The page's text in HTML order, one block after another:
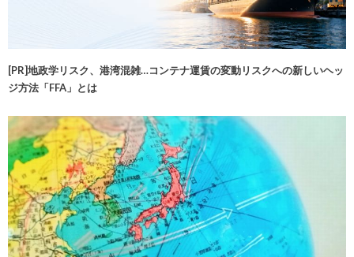
[PR]地政学リスク、港湾混雑…コンテナ運賃の変動リスクへの新しいヘッ
ジ方法「FFA」とは